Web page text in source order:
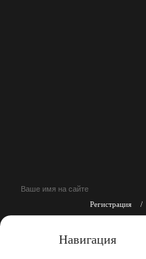
Регистрация /
Навигация